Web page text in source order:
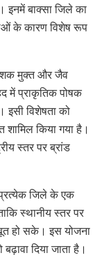
इनमें बाक्सा जिले का
के कारण विशेष रूप
मुक्त और जैव
में प्राकृतिक पोषक
इसी विशेषता को
किया गया है।
स्तर पर ब्रांड
जिले के एक
स्थानीय स्तर पर
हो सके। इस योजना
दिया जाता है।